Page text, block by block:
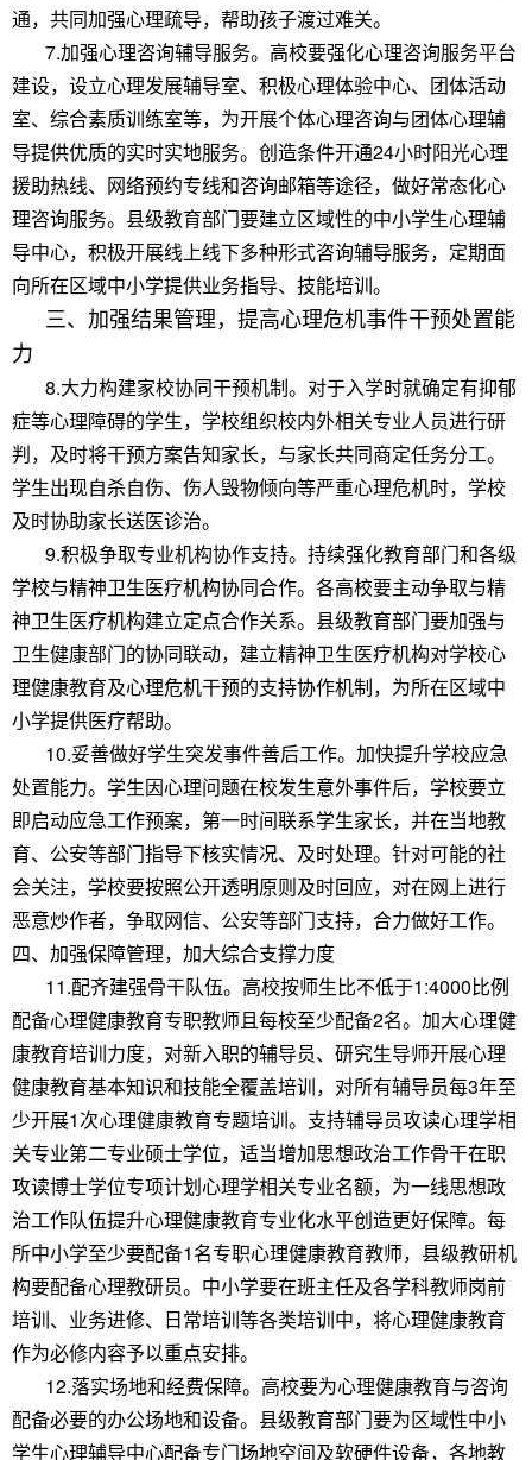
通，共同加强心理疏导，帮助孩子渡过难关。
7.加强心理咨询辅导服务。高校要强化心理咨询服务平台
建设，设立心理发展辅导室、积极心理体验中心、团体活动
室、综合素质训练室等，为开展个体心理咨询与团体心理辅
导提供优质的实时实地服务。创造条件开通24小时阳光心理
援助热线、网络预约专线和咨询邮箱等途径，做好常态化心
理咨询服务。县级教育部门要建立区域性的中小学生心理辅
导中心，积极开展线上线下多种形式咨询辅导服务，定期面
向所在区域中小学提供业务指导、技能培训。
三、加强结果管理，提高心理危机事件干预处置能
力
8.大力构建家校协同干预机制。对于入学时就确定有抑郁
症等心理障碍的学生，学校组织校内外相关专业人员进行研
判，及时将干预方案告知家长，与家长共同商定任务分工。
学生出现自杀自伤、伤人毁物倾向等严重心理危机时，学校
及时协助家长送医诊治。
9.积极争取专业机构协作支持。持续强化教育部门和各级
学校与精神卫生医疗机构协同合作。各高校要主动争取与精
神卫生医疗机构建立定点合作关系。县级教育部门要加强与
卫生健康部门的协同联动，建立精神卫生医疗机构对学校心
理健康教育及心理危机干预的支持协作机制，为所在区域中
小学提供医疗帮助。
10.妥善做好学生突发事件善后工作。加快提升学校应急
处置能力。学生因心理问题在校发生意外事件后，学校要立
即启动应急工作预案，第一时间联系学生家长，并在当地教
育、公安等部门指导下核实情况、及时处理。针对可能的社
会关注，学校要按照公开透明原则及时回应，对在网上进行
恶意炒作者，争取网信、公安等部门支持，合力做好工作。
四、加强保障管理，加大综合支撑力度
11.配齐建强骨干队伍。高校按师生比不低于1:4000比例
配备心理健康教育专职教师且每校至少配备2名。加大心理健
康教育培训力度，对新入职的辅导员、研究生导师开展心理
健康教育基本知识和技能全覆盖培训，对所有辅导员每3年至
少开展1次心理健康教育专题培训。支持辅导员攻读心理学相
关专业第二专业硕士学位，适当增加思想政治工作骨干在职
攻读博士学位专项计划心理学相关专业名额，为一线思想政
治工作队伍提升心理健康教育专业化水平创造更好保障。每
所中小学至少要配备1名专职心理健康教育教师，县级教研机
构要配备心理教研员。中小学要在班主任及各学科教师岗前
培训、业务进修、日常培训等各类培训中，将心理健康教育
作为必修内容予以重点安排。
12.落实场地和经费保障。高校要为心理健康教育与咨询
配备必要的办公场地和设备。县级教育部门要为区域性中小
学生心理辅导中心配备专门场地空间及软硬件设备，各地教